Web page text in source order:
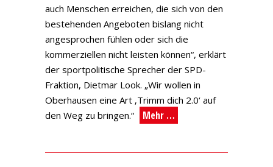
auch Menschen erreichen, die sich von den
bestehenden Angeboten bislang nicht
angesprochen fühlen oder sich die
kommerziellen nicht leisten können“, erklärt
der sportpolitische Sprecher der SPD-
Fraktion, Dietmar Look. „Wir wollen in
Oberhausen eine Art ‚Trimm dich 2.0‘ auf
den Weg zu bringen.“
Mehr …